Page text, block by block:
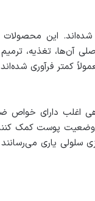
این محصولات
آن‌ها، تغذیه،
کمتر فرآوری
اغلب دارای خواص
وضعیت پوست کمک
سلولی یاری